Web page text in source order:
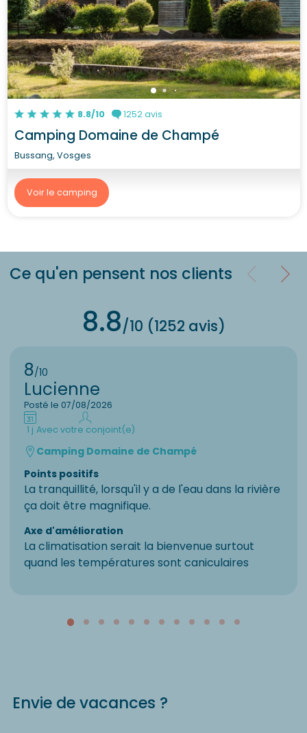
8.8/10 1252 avis
Camping Domaine de Champé
Bussang, Vosges
Voir le camping
Ce qu'en pensent nos clients
8.8/10 (1252 avis)
8/10
Lucienne
Posté le 07/08/2026
1 j Avec votre conjoint(e)
Camping Domaine de Champé
Points positifs
La tranquillité, lorsqu'il y a de l'eau dans la rivière
ça doit être magnifique.
Axe d'amélioration
La climatisation serait la bienvenue surtout
quand les températures sont caniculaires
Envie de vacances ?